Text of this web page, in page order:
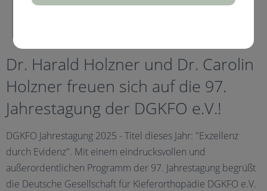
Dr. Harald Holzner und Dr. Carolin
Holzner freuen sich auf die 97.
Jahrestagung der DGKFO e.V.!
DGKFO Jahrestagung 2025 - Titel dieses Jahr: "Exzellenz
durch Evidenz". Mit einem eindrucksvollen und
außerordentlichen Programm der 97. Jahrestagung begrüßt
die Deutsche Gesellschaft für Kieferorthopädie DGKFO e.V.